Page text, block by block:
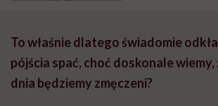
To właśnie dlatego świadomie
pójścia spać, choć doskonale
dnia będziemy zmęczeni?